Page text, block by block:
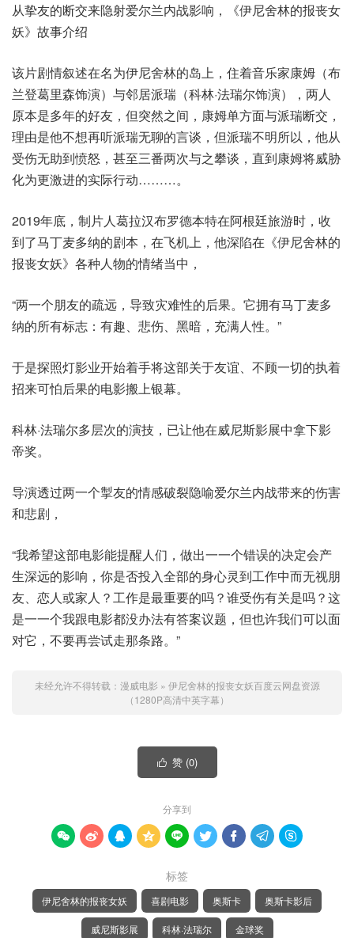
从挚友的断交来隐射爱尔兰内战影响，《伊尼舍林的报丧女
妖》故事介绍
该片剧情叙述在名为伊尼舍林的岛上，住着音乐家康姆（布
兰登葛里森饰演）与邻居派瑞（科林·法瑞尔饰演），两人
原本是多年的好友，但突然之间，康姆单方面与派瑞断交，
理由是他不想再听派瑞无聊的言谈，但派瑞不明所以，他从
受伤无助到愤怒，甚至三番两次与之攀谈，直到康姆将威胁
化为更激进的实际行动………。
2019年底，制片人葛拉汉布罗德本特在阿根廷旅游时，收
到了马丁麦多纳的剧本，在飞机上，他深陷在《伊尼舍林的
报丧女妖》各种人物的情绪当中，
“两一个朋友的疏远，导致灾难性的后果。它拥有马丁麦多
纳的所有标志：有趣、悲伤、黑暗，充满人性。”
于是探照灯影业开始着手将这部关于友谊、不顾一切的执着
招来可怕后果的电影搬上银幕。
科林·法瑞尔多层次的演技，已让他在威尼斯影展中拿下影
帝奖。
导演透过两一个掣友的情感破裂隐喻爱尔兰内战带来的伤害
和悲剧，
“我希望这部电影能提醒人们，做出一一个错误的决定会产
生深远的影响，你是否投入全部的身心灵到工作中而无视朋
友、恋人或家人？工作是最重要的吗？谁受伤有关是吗？这
是一一个我跟电影都没办法有答案议题，但也许我们可以面
对它，不要再尝试走那条路。”
未经允许不得转载： 漫威电影 » 伊尼舍林的报丧女妖百度云网盘资源
（1280P高清中英字幕）
 赞 (0)
分享到
        
标签
伊尼舍林的报丧女妖 喜剧电影 奥斯卡 奥斯卡影后
威尼斯影展 科林·法瑞尔 金球奖